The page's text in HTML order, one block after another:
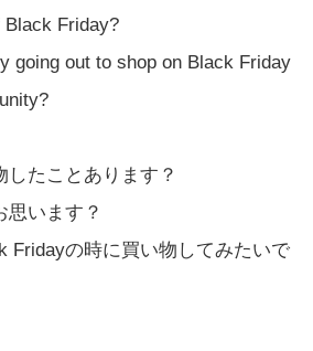
Friday?
going out to shop on Black Friday
たことあります？
思います？
Fridayの時に買い物してみたいで